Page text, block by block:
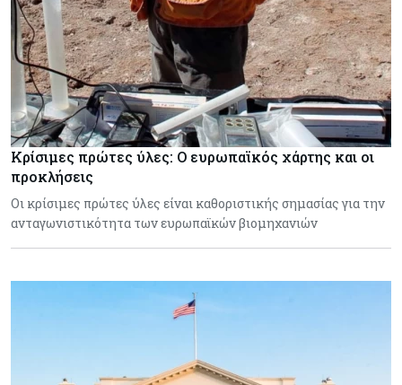
Κρίσιμες πρώτες ύλες: Ο ευρωπαϊκός χάρτης και οι
προκλήσεις
Οι κρίσιμες πρώτες ύλες είναι καθοριστικής σημασίας για την
ανταγωνιστικότητα των ευρωπαϊκών βιομηχανιών